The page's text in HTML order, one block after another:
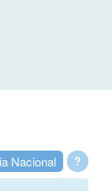
?
Nacional